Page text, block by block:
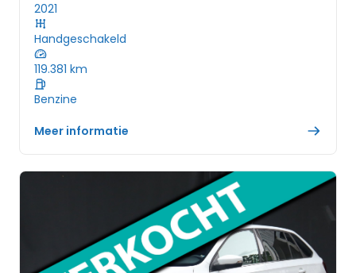
2021
Handgeschakeld
119.381 km
Benzine
Meer informatie